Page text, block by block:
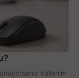
kullanım